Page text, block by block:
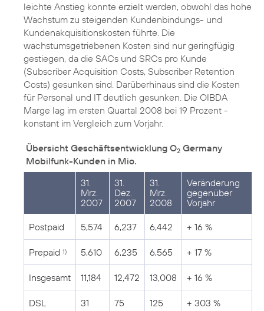
leichte Anstieg konnte erzielt werden, obwohl das hohe
Wachstum zu steigenden Kundenbindungs- und
Kundenakquisitionskosten führte. Die
wachstumsgetriebenen Kosten sind nur geringfügig
gestiegen, da die SACs und SRCs pro Kunde
(Subscriber Acquisition Costs, Subscriber Retention
Costs) gesunken sind. Darüberhinaus sind die Kosten
für Personal und IT deutlich gesunken. Die OIBDA
Marge lag im ersten Quartal 2008 bei 19 Prozent -
konstant im Vergleich zum Vorjahr.
Übersicht Geschäftsentwicklung O2 Germany
Mobilfunk-Kunden in Mio.
31.
Mrz.
2007
31.
Dez.
2007
31.
Mrz.
2008
Veränderung
gegenüber
Vorjahr
Postpaid 5,574 6,237 6,442 + 16 %
Prepaid 1) 5,610 6,235 6,565 + 17 %
Insgesamt 11,184 12,472 13,008 + 16 %
DSL
31
75
125
+ 303 %